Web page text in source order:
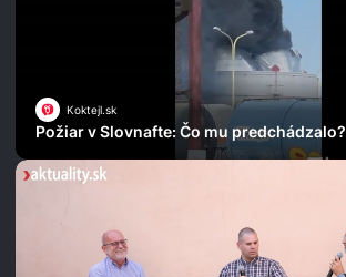
Koktejl.sk
Požiar v Slovnafte: Čo mu predchádzalo?